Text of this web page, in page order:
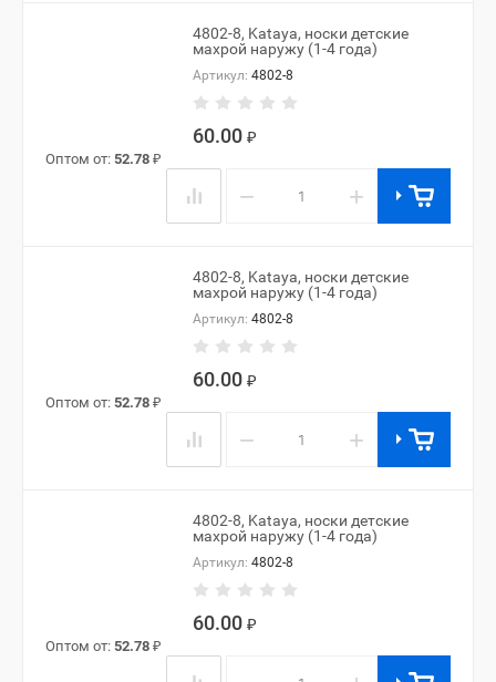
4802-8, Kataya, носки детские
махрой наружу (1-4 года)
Артикул: 4802-8
60.00 ₽
Оптом от: 52.78 ₽
− +
4802-8, Kataya, носки детские
махрой наружу (1-4 года)
Артикул: 4802-8
60.00 ₽
Оптом от: 52.78 ₽
− +
4802-8, Kataya, носки детские
махрой наружу (1-4 года)
Артикул: 4802-8
60.00 ₽
Оптом от: 52.78 ₽